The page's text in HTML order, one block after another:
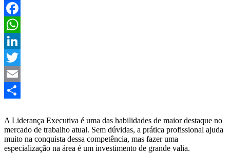
Facebook
WhatsApp
LinkedIn
Twitter
Email
A Liderança Executiva é uma das habilidades de maior destaque no
mercado de trabalho atual. Sem dúvidas, a prática profissional ajuda
muito na conquista dessa competência, mas fazer uma
especialização na área é um investimento de grande valia.